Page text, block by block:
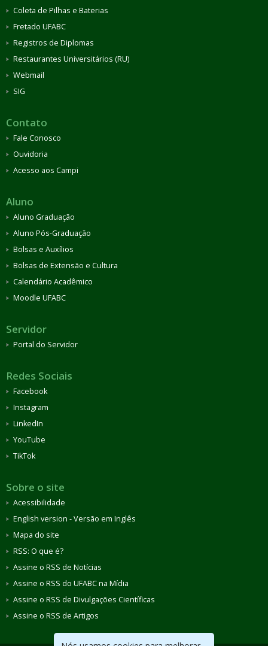
Coleta de Pilhas e Baterias
Fretado UFABC
Registros de Diplomas
Restaurantes Universitários (RU)
Webmail
SIG
Contato
Fale Conosco
Ouvidoria
Acesso aos Campi
Aluno
Aluno Graduação
Aluno Pós-Graduação
Bolsas e Auxílios
Bolsas de Extensão e Cultura
Calendário Acadêmico
Moodle UFABC
Servidor
Portal do Servidor
Redes Sociais
Facebook
Instagram
LinkedIn
YouTube
TikTok
Sobre o site
Acessibilidade
English version - Versão em Inglês
Mapa do site
RSS: O que é?
Assine o RSS de Notícias
Assine o RSS do UFABC na Mídia
Assine o RSS de Divulgações Científicas
Assine o RSS de Artigos